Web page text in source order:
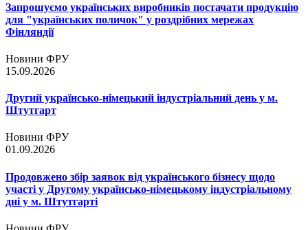
Запрошуємо українських виробників постачати продукцію
для "українських поличок" у роздрібних мережах
Фінляндії
Новини ФРУ
15.09.2026
Другий українсько-німецький індустріальний день у м.
Штутгарт
Новини ФРУ
01.09.2026
Продовжено збір заявок від українського бізнесу щодо
участі у Другому українсько-німецькому індустріальному
дні у м. Штутгарті